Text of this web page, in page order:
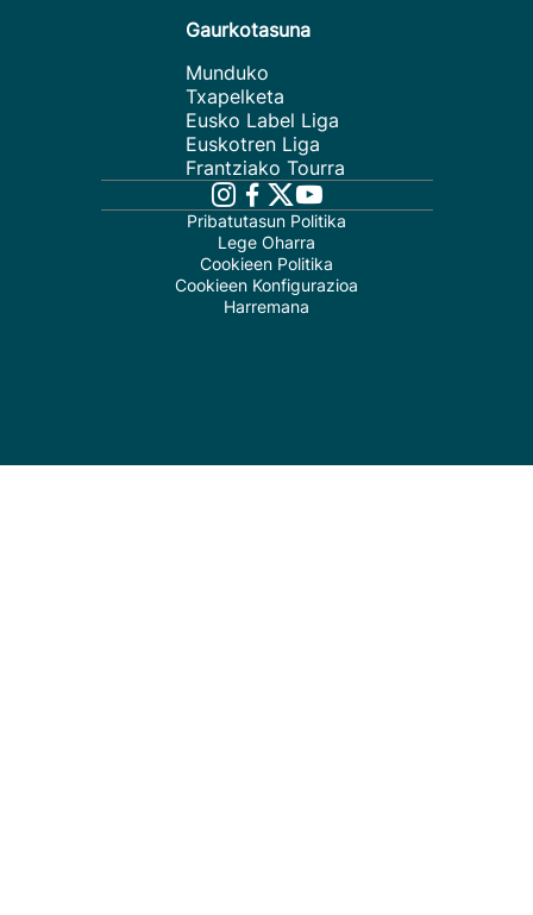
Gaurkotasuna
Munduko
Txapelketa
Eusko Label Liga
Euskotren Liga
Frantziako Tourra
Pribatutasun Politika
Lege Oharra
Cookieen Politika
Cookieen Konfigurazioa
Harremana